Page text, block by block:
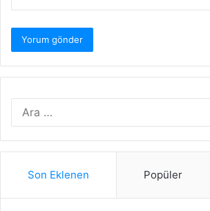
Son Eklenen Popüler